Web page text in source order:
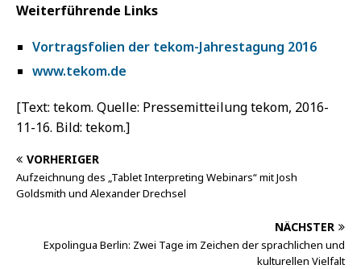
Weiterführende Links
Vortragsfolien der tekom-Jahrestagung 2016
www.tekom.de
[Text: tekom. Quelle: Pressemitteilung tekom, 2016-
11-16. Bild: tekom.]
VORHERIGER
Aufzeichnung des „Tablet Interpreting Webinars“ mit Josh
Goldsmith und Alexander Drechsel
NÄCHSTER
Expolingua Berlin: Zwei Tage im Zeichen der sprachlichen und
kulturellen Vielfalt